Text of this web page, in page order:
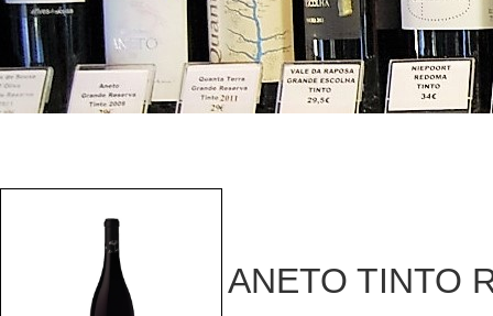
ANETO TINTO